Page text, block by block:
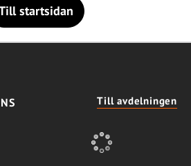
startsidan
Till avdelningen